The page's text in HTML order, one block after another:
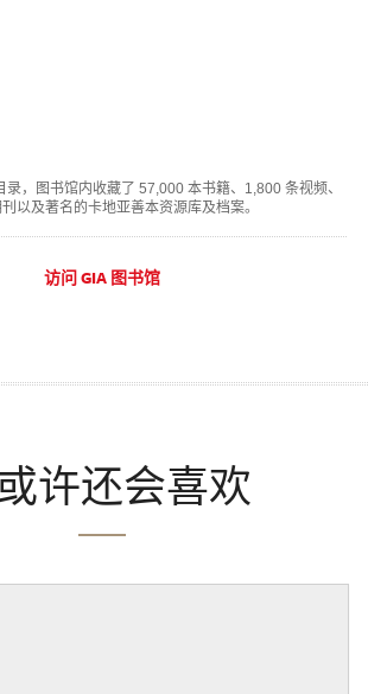
录，图书馆内收藏了 57,000 本书籍、1,800 条视频、
以及著名的卡地亚善本资源库及档案。
访问 GIA 图书馆
许还会喜欢